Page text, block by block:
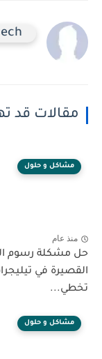
مقالات قد
مشاكل و حلول
منذ عام
حل مشكلة رسوم
القصيرة في
تخطي...
مشاكل و حلول